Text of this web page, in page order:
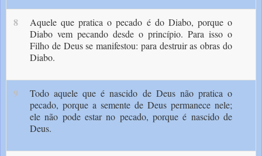
8
Aquele que pratica o pecado é do Diabo, porque o
Diabo vem pecando desde o princípio. Para isso o
Filho de Deus se manifestou: para destruir as obras do
Diabo.
9
Todo aquele que é nascido de Deus não pratica o
pecado, porque a semente de Deus permanece nele;
ele não pode estar no pecado, porque é nascido de
Deus.